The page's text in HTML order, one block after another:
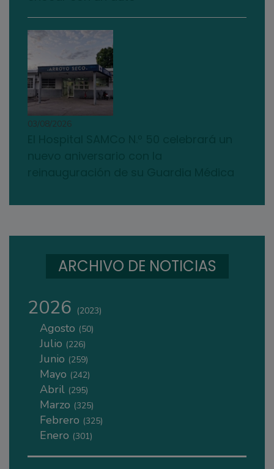
03/08/2026
ARCHIVO DE NOTICIAS
2026 (2023)
Agosto (50)
Julio (226)
Junio (259)
Mayo (242)
Abril (295)
Marzo (325)
Febrero (325)
Enero (301)